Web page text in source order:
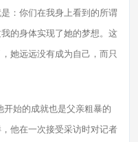
：你们在我身上看到的所谓
的身体实现了她的梦想。这
她远远没有成为自己，而只
始的成就也是父亲粗暴的
他在一次接受采访时对记者